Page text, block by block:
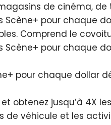
de cinéma,
Scène+ pour chaque
Comprend le
Scène+ pour chaque
pour chaque dollar
obtenez jusqu’à 4X
de véhicule et les